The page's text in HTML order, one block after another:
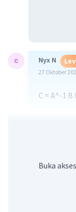
Nyx N
27 Oktober
C = A^-1 B
Buka